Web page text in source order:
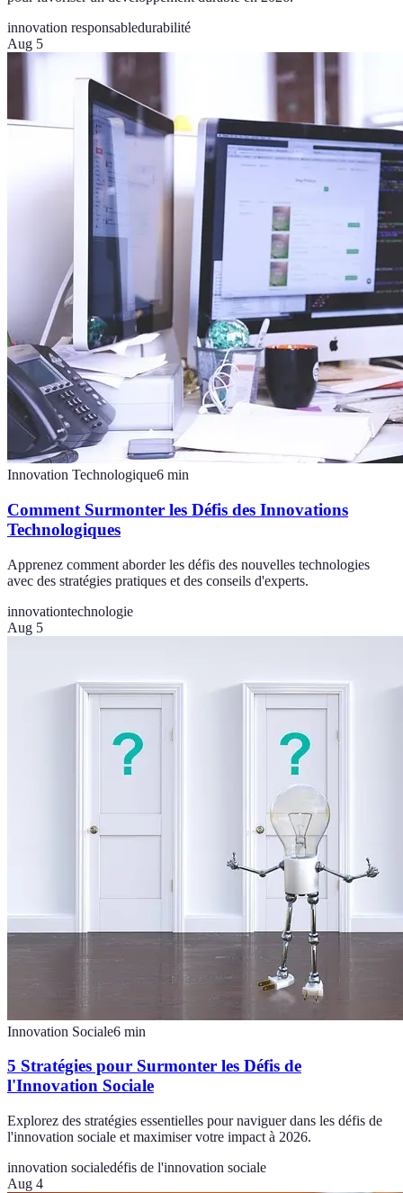
innovation responsabledurabilité
Aug 5
Innovation Technologique6 min
Comment Surmonter les Défis des Innovations
Technologiques
Apprenez comment aborder les défis des nouvelles technologies
avec des stratégies pratiques et des conseils d'experts.
innovationtechnologie
Aug 5
Innovation Sociale6 min
5 Stratégies pour Surmonter les Défis de
l'Innovation Sociale
Explorez des stratégies essentielles pour naviguer dans les défis de
l'innovation sociale et maximiser votre impact à 2026.
innovation socialedéfis de l'innovation sociale
Aug 4